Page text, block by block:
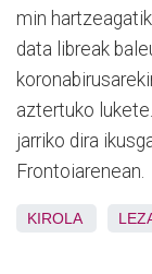
min
data libreak
aztertuko
jarriko dira
Frontoiarenean.
KIROLA